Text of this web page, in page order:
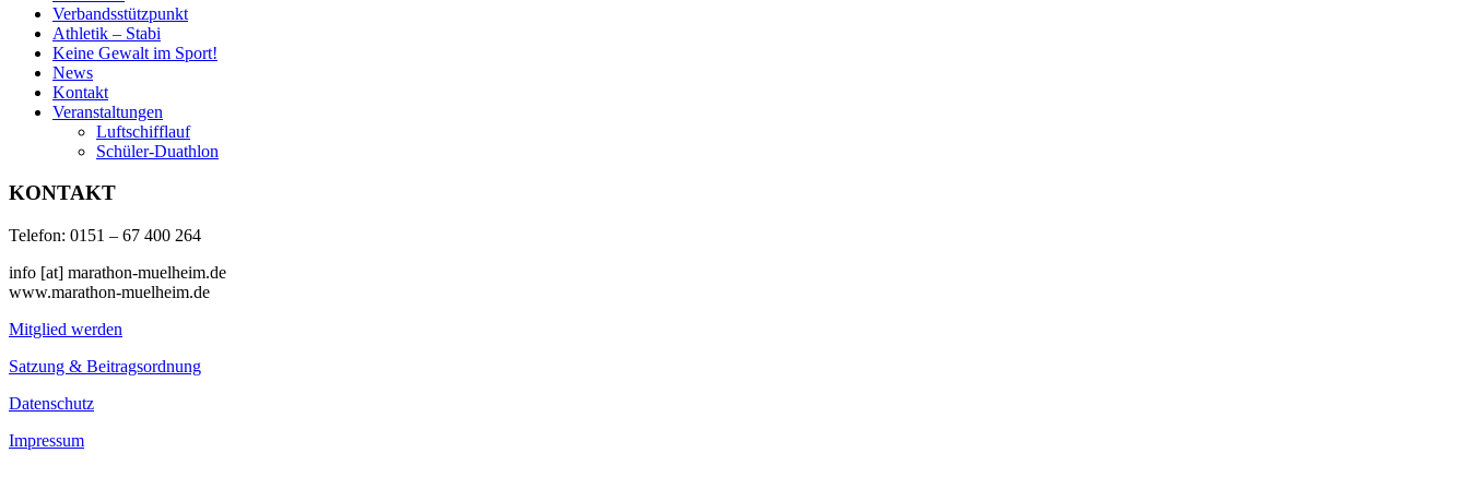
Verbandsstützpunkt
Athletik – Stabi
Keine Gewalt im Sport!
News
Kontakt
Veranstaltungen
Luftschifflauf
Schüler-Duathlon
KONTAKT
Telefon: 0151 – 67 400 264
info [at] marathon-muelheim.de
www.marathon-muelheim.de
Mitglied werden
Satzung & Beitragsordnung
Datenschutz
Impressum